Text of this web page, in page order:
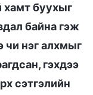
хамт буухыг
байна гэж
чи нэг алхмыг
гэхдээ
сэтгэлийн